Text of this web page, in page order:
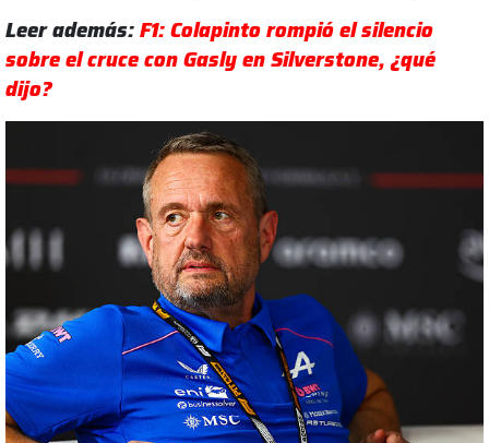
Leer además:F1: Colapinto rompió el silencio
sobre el cruce con Gasly en Silverstone, ¿qué
dijo?